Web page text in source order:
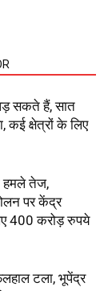
सकते हैं, सात
कई क्षेत्रों के लिए
हमले तेज,
पर केंद्र
400 करोड़ रुपये
टला, भूपेंद्र